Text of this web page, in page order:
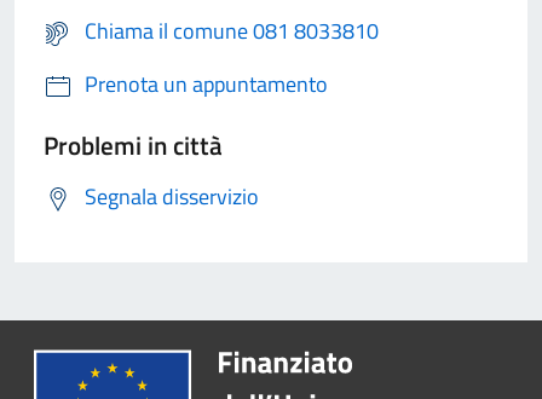
Chiama il comune 081 8033810
Prenota un appuntamento
Problemi in città
Segnala disservizio